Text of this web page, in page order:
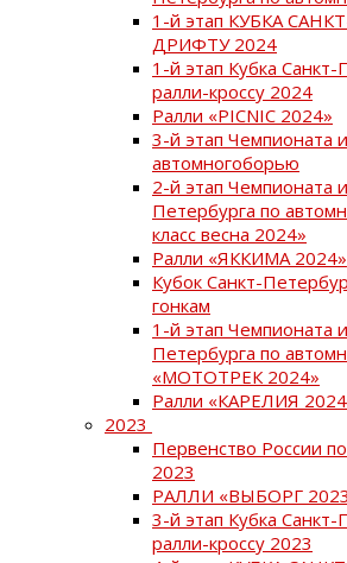
1-й этап КУБКА
ДРИФТУ 2024
1-й этап Кубка Санкт-
ралли-кроссу 2024
Ралли «PICNIC 2024»
3-й этап Чемпионата
автомногоборью
2-й этап Чемпионата
Петербурга по
класс весна 2024»
Ралли «ЯККИМА 2024»
Кубок Санкт-
гонкам
1-й этап Чемпионата
Петербурга по
«МОТОТРЕК 2024»
Ралли «КАРЕЛИЯ
2023
Первенство России
2023
РАЛЛИ «ВЫБОРГ
3-й этап Кубка Санкт-
ралли-кроссу 2023